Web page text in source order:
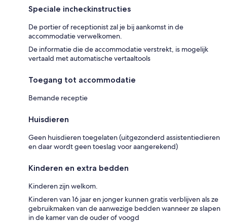
Speciale incheckinstructies
De portier of receptionist zal je bij aankomst in de
accommodatie verwelkomen.
De informatie die de accommodatie verstrekt, is mogelijk
vertaald met automatische vertaaltools
Toegang tot accommodatie
Bemande receptie
Huisdieren
Geen huisdieren toegelaten (uitgezonderd assistentiedieren
en daar wordt geen toeslag voor aangerekend)
Kinderen en extra bedden
Kinderen zijn welkom.
Kinderen van 16 jaar en jonger kunnen gratis verblijven als ze
gebruikmaken van de aanwezige bedden wanneer ze slapen
in de kamer van de ouder of voogd